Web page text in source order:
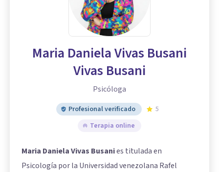
Maria Daniela Vivas Busani
Vivas Busani
Psicóloga
Profesional verificado
5
Terapia online
Maria Daniela Vivas Busanies titulada en
Psicología por la Universidad venezolana Rafel